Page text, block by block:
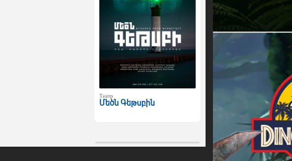
Театр
Մեծն Գեթսբին